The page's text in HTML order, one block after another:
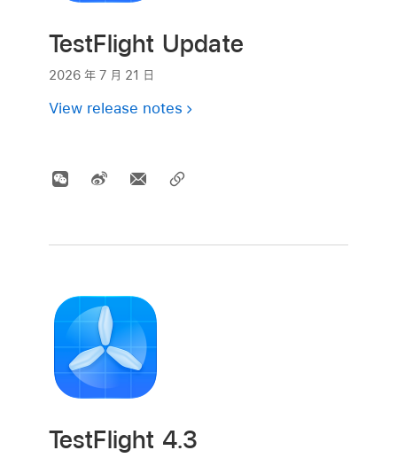
TestFlight Update
2026 年 7 月 21 日
View release notes
TestFlight 4.3